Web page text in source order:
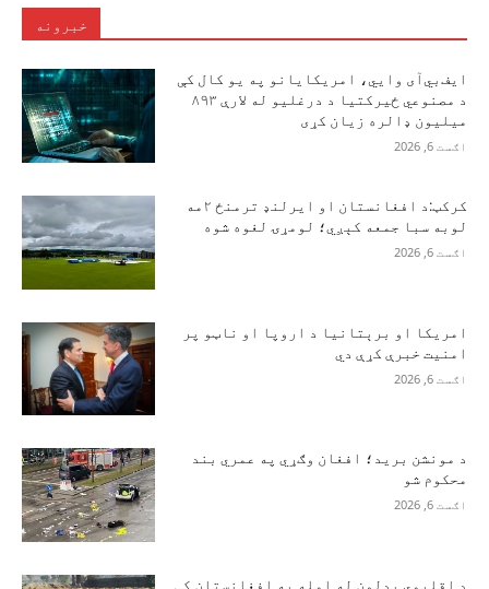
خبرونه
ایف‌بي‌آی وايي، امریکایانو په یو کال کې
د مصنوعي ځیرکتیا د درغلیو له لارې ۸۹۳
میلیون ډالره زیان کړی
اګست 6, 2026
کرکټ:د افغانستان او ایرلنډ ترمنځ ۲مه
لوبه سبا جمعه کېږي؛ لومړۍ لغوه شوه
اګست 6, 2026
امریکا او برېتانیا د اروپا او ناټو پر
امنیت خبرې کړې دي
اګست 6, 2026
د مونشن برید؛ افغان وګړي په عمري بند
محکوم شو
اګست 6, 2026
د اقلیمي بدلون له امله په افغانستان کې